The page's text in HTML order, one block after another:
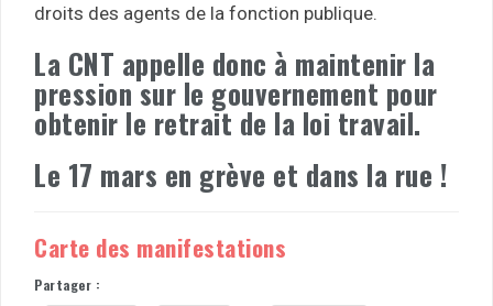
droits des agents de la fonction publique.
La CNT appelle donc à maintenir la
pression sur le gouvernement pour
obtenir le retrait de la loi travail.
Le 17 mars en grève et dans la rue !
Carte des manifestations
Partager :